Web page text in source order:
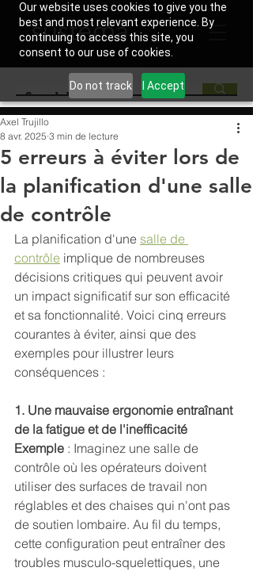
Our website uses cookies to give you the
best and most relevant experience. By
continuing to access this site, you
consent to our use of cookies.
Do not track I Accept
5 erreurs à éviter lors de
la planification d'une salle
de contrôle
Axel Trujillo
8 avr. 2025 3 min de lecture
La planification d'une salle de
contrôle implique de nombreuses
décisions critiques qui peuvent avoir
un impact significatif sur son efficacité
et sa fonctionnalité. Voici cinq erreurs
courantes à éviter, ainsi que des
exemples pour illustrer leurs
conséquences :
1. Une mauvaise ergonomie entraînant
de la fatigue et de l'inefficacité
Exemple : Imaginez une salle de
contrôle où les opérateurs doivent
utiliser des surfaces de travail non
réglables et des chaises qui n'ont pas
de soutien lombaire. Au fil du temps,
cette configuration peut entraîner des
troubles musculo-squelettiques, une